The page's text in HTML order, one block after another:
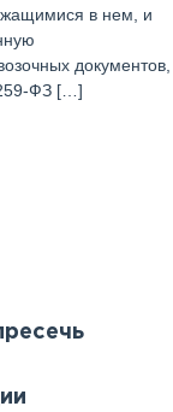
в нем, и
документов,
ФЗ […]